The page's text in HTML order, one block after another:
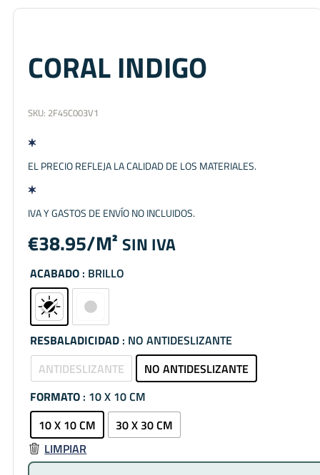
CORAL INDIGO
SKU: 2F45C003V1
EL PRECIO REFLEJA LA CALIDAD DE LOS MATERIALES.
IVA Y GASTOS DE ENVÍO NO INCLUIDOS.
€38.95 SIN IVA
ACABADO : BRILLO
RESBALADICIDAD : NO ANTIDESLIZANTE
ANTIDESLIZANTE
NO ANTIDESLIZANTE
FORMATO : 10 X 10 CM
10 X 10 CM
30 X 30 CM
LIMPIAR